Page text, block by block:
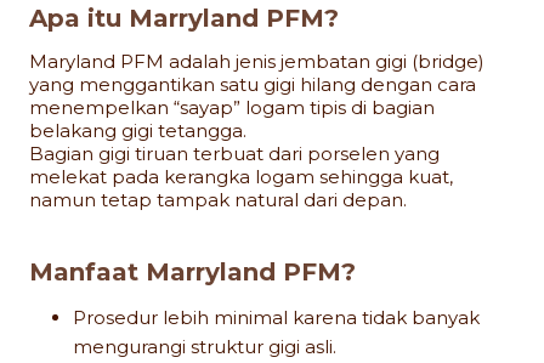
Apa itu Marryland PFM?
Maryland PFM adalah jenis jembatan gigi (bridge)
yang menggantikan satu gigi hilang dengan cara
menempelkan “sayap” logam tipis di bagian
belakang gigi tetangga.
Bagian gigi tiruan terbuat dari porselen yang
melekat pada kerangka logam sehingga kuat,
namun tetap tampak natural dari depan.
Manfaat Marryland PFM?
Prosedur lebih minimal karena tidak banyak
mengurangi struktur gigi asli.